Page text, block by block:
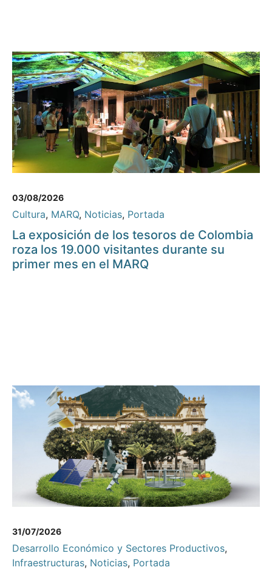
03/08/2026
Cultura, MARQ, Noticias, Portada
La exposición de los tesoros de Colombia
roza los 19.000 visitantes durante su
primer mes en el MARQ
31/07/2026
Desarrollo Económico y Sectores Productivos,
Infraestructuras, Noticias, Portada